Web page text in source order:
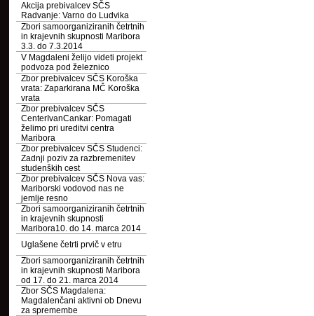
Akcija prebivalcev SČS
Radvanje: Varno do Ludvika
Zbori samoorganiziranih četrtnih
in krajevnih skupnosti Maribora
3.3. do 7.3.2014
V Magdaleni želijo videti projekt
podvoza pod železnico
Zbor prebivalcev SČS Koroška
vrata: Zaparkirana MČ Koroška
vrata
Zbor prebivalcev SČS
CenterIvanCankar: Pomagati
želimo pri ureditvi centra
Maribora
Zbor prebivalcev SČS Studenci:
Zadnji poziv za razbremenitev
studenških cest
Zbor prebivalcev SČS Nova vas:
Mariborski vodovod nas ne
jemlje resno
Zbori samoorganiziranih četrtnih
in krajevnih skupnosti
Maribora10. do 14. marca 2014
Uglašene četrti prvič v etru
Zbori samoorganiziranih četrtnih
in krajevnih skupnosti Maribora
od 17. do 21. marca 2014
Zbor SČS Magdalena:
Magdalenčani aktivni ob Dnevu
za spremembe